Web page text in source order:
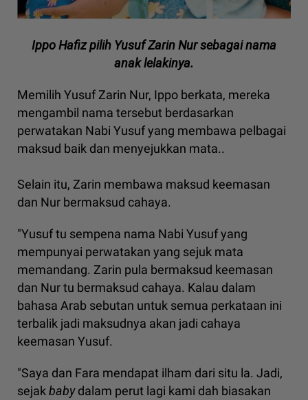
Ippo Hafiz pilih Yusuf Zarin Nur sebagai nama
anak lelakinya.
Memilih Yusuf Zarin Nur, Ippo berkata, mereka
mengambil nama tersebut berdasarkan
perwatakan Nabi Yusuf yang membawa pelbagai
maksud baik dan menyejukkan mata..
Selain itu, Zarin membawa maksud keemasan
dan Nur bermaksud cahaya.
"Yusuf tu sempena nama Nabi Yusuf yang
mempunyai perwatakan yang sejuk mata
memandang. Zarin pula bermaksud keemasan
dan Nur tu bermaksud cahaya. Kalau dalam
bahasa Arab sebutan untuk semua perkataan ini
terbalik jadi maksudnya akan jadi cahaya
keemasan Yusuf.
"Saya dan Fara mendapat ilham dari situ la. Jadi,
sejakbabydalam perut lagi kami dah biasakan